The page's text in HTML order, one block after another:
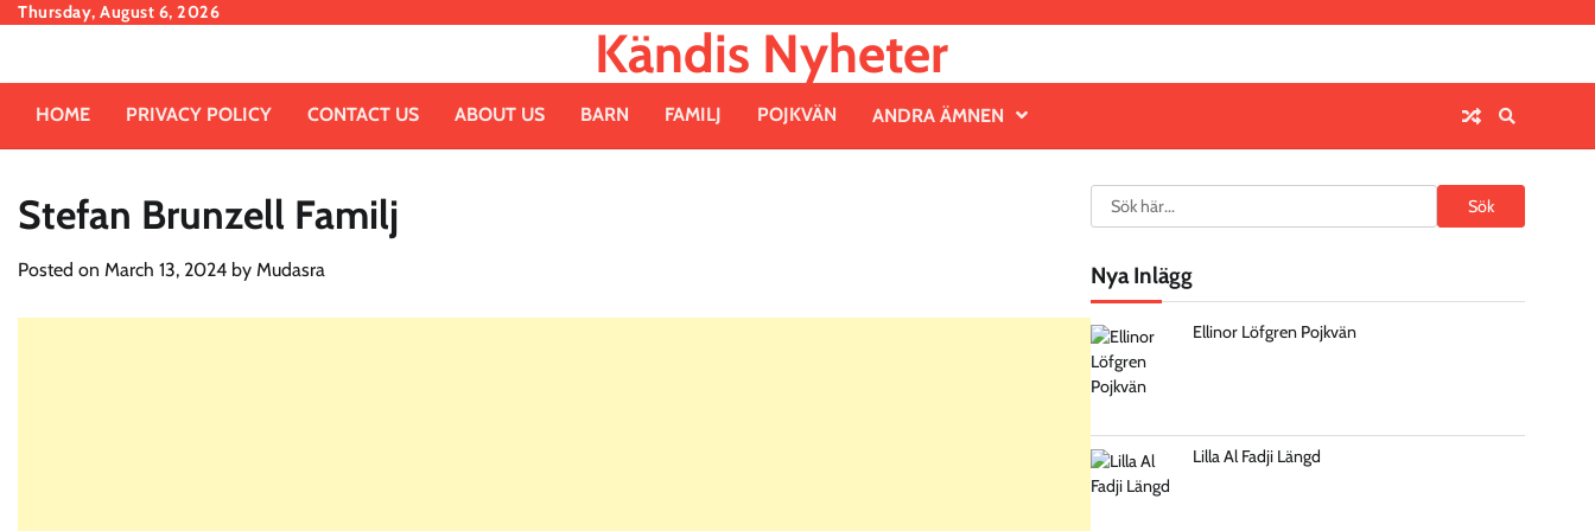
SkipThursday, August 6, 2026
Kändis Nyheter
HOME PRIVACY POLICY CONTACT US ABOUT US BARN FAMILJ POJKVÄN ANDRA ÄMNEN
Stefan Brunzell Familj
Posted on March 13, 2024 by Mudasra
Search Sök
Nya Inlägg
Ellinor Löfgren Pojkvän
Lilla Al Fadji Längd